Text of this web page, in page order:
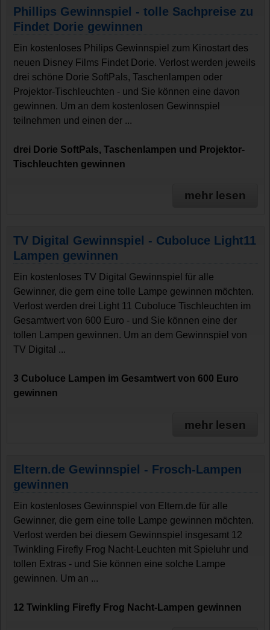
Phillips Gewinnspiel - tolle Sachpreise zu
Findet Dorie gewinnen
Ein kostenloses Philips Gewinnspiel zum Kinostart des
neuen Disney Films Findet Dorie. Verlost werden jeweils
drei schöne Dorie SoftPals, Taschenlampen oder
Projektor-Tischleuchten - und Sie können eine davon
gewinnen. Um an dem kostenlosen Gewinnspiel
teilnehmen und einen der ...
drei Dorie SoftPals, Taschenlampen und Projektor-
Tischleuchten gewinnen
mehr lesen
TV Digital Gewinnspiel - Cuboluce Light11
Lampen gewinnen
Ein kostenloses TV Digital Gewinnspiel für alle
Gewinner, die gern eine tolle Lampe gewinnen möchten.
Verlost werden drei Light 11 Cuboluce Tischleuchten im
Gesamtwert von 600 Euro - und Sie können eine der
tollen Lampen gewinnen. Um an dem Gewinnspiel von
TV Digital ...
3 Cuboluce Lampen im Gesamtwert von 600 Euro
gewinnen
mehr lesen
Eltern.de Gewinnspiel - Frosch-Lampen
gewinnen
Ein kostenloses Gewinnspiel von Eltern.de für alle
Gewinner, die gern eine tolle Lampe gewinnen möchten.
Verlost werden bei diesem Gewinnspiel insgesamt 12
Twinkling Firefly Frog Nacht-Leuchten mit Spieluhr und
tollen Extras - und Sie können eine solche Lampe
gewinnen. Um an ...
12 Twinkling Firefly Frog Nacht-Lampen gewinnen